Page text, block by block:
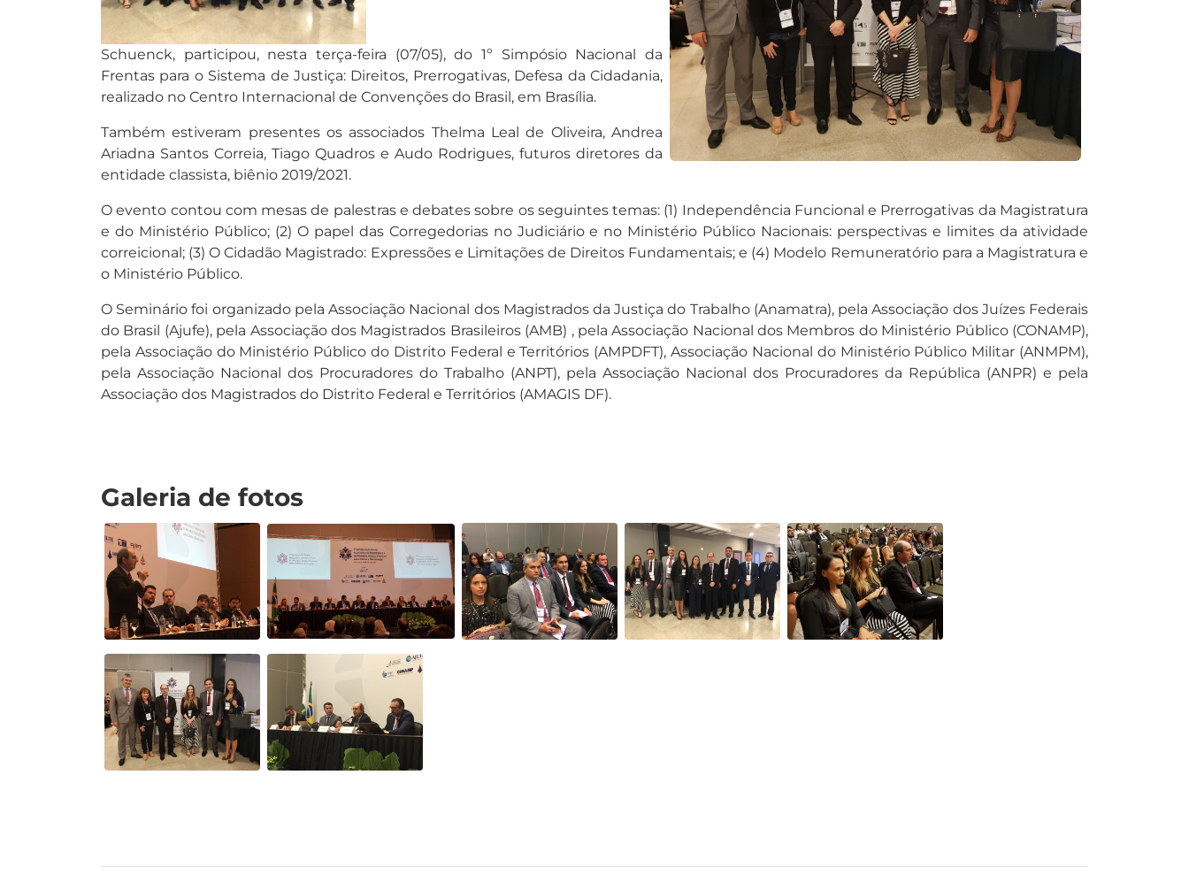
Schuenck, participou, nesta terça-feira (07/05), do 1º Simpósio Nacional da
Frentas para o Sistema de Justiça: Direitos, Prerrogativas, Defesa da Cidadania,
realizado no Centro Internacional de Convenções do Brasil, em Brasília.
Também estiveram presentes os associados Thelma Leal de Oliveira, Andrea
Ariadna Santos Correia, Tiago Quadros e Audo Rodrigues, futuros diretores da
entidade classista, biênio 2019/2021.
O evento contou com mesas de palestras e debates sobre os seguintes temas: (1) Independência Funcional e Prerrogativas da Magistratura
e do Ministério Público; (2) O papel das Corregedorias no Judiciário e no Ministério Público Nacionais: perspectivas e limites da atividade
correicional; (3) O Cidadão Magistrado: Expressões e Limitações de Direitos Fundamentais; e (4) Modelo Remuneratório para a Magistratura e
o Ministério Público.
O Seminário foi organizado pela Associação Nacional dos Magistrados da Justiça do Trabalho (Anamatra), pela Associação dos Juízes Federais
do Brasil (Ajufe), pela Associação dos Magistrados Brasileiros (AMB) , pela Associação Nacional dos Membros do Ministério Público (CONAMP),
pela Associação do Ministério Público do Distrito Federal e Territórios (AMPDFT), Associação Nacional do Ministério Público Militar (ANMPM),
pela Associação Nacional dos Procuradores do Trabalho (ANPT), pela Associação Nacional dos Procuradores da República (ANPR) e pela
Associação dos Magistrados do Distrito Federal e Territórios (AMAGIS DF).
Galeria de fotos